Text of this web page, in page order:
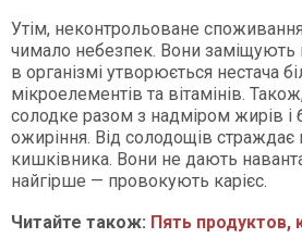
Утім, неконтрольоване
чимало небезпек. Вони заміщують
в організмі утворюється нестача
мікроелементів та вітамінів.
солодке разом з надміром жирів і
ожиріння. Від солодощів
кишківника. Вони не дають
найгірше — провокують карієс.
Читайте також: Пять продуктов,